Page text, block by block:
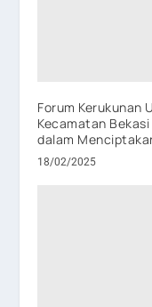
Forum Kerukunan
Kecamatan
dalam
18/02/2025